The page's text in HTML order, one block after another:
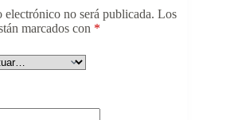
no será publicada. Los
marcados con *